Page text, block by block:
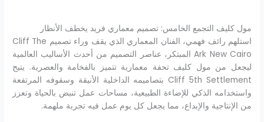
مول كليف التجمع الخامس: تصميم معماري فريد يخطف الأنظار
استلهم رائف فهمي، الفنان المعماري الذي يقف وراء تصميم Cliff The
Ark New Cairo المبتكر، عناصر التصميم من أحدث الأساليب العالمية
ليجعل من مول كليف تحفة معمارية تتميز بالفخامة والعصرية. يتيح
Cliff 5th Settlement بتصاميمه الداخلية الأنيقة وسقوفه المرتفعة
واستخدامه الذكي للإضاءة الطبيعية، مساحات عمل تنبض بالحياة وتعزز
من الإنتاجية والإبداع، مما يجعل كل يوم عمل فيه تجربة ملهمة.